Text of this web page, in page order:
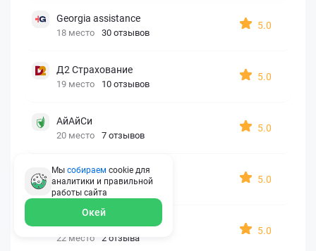
Georgia assistance
18 место 30 отзывов
5.0
Д2 Страхование
19 место 10 отзывов
5.0
АйАйСи
20 место 7 отзывов
5.0
OxySport
21 место 6 отзывов
5.0
22 место 2 отзыва
5.0
Мы собираем cookie для
аналитики и правильной
работы сайта
Окей